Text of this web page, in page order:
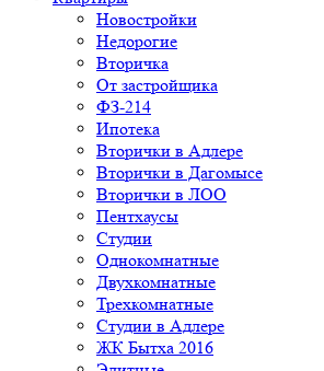
Новостройки
Недорогие
Вторичка
От застройщика
ФЗ-214
Ипотека
Вторички в Адлере
Вторички в Дагомысе
Вторички в ЛОО
Пентхаусы
Студии
Однокомнатные
Двухкомнатные
Трехкомнатные
Студии в Адлере
ЖК Бытха 2016